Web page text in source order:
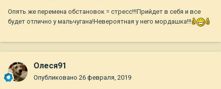
Опять же перемена обстановок = стресс!!!Прийдет в себя и все
будет отлично у мальчугана!Невероятная у него мордашка!!!
Олеся91
Опубликовано 26 февраля, 2019